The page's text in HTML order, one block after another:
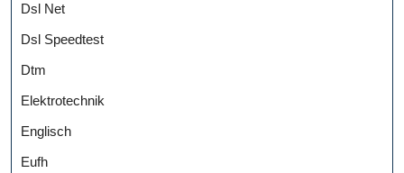
Dsl Net
Dsl Speedtest
Dtm
Elektrotechnik
Englisch
Eufh